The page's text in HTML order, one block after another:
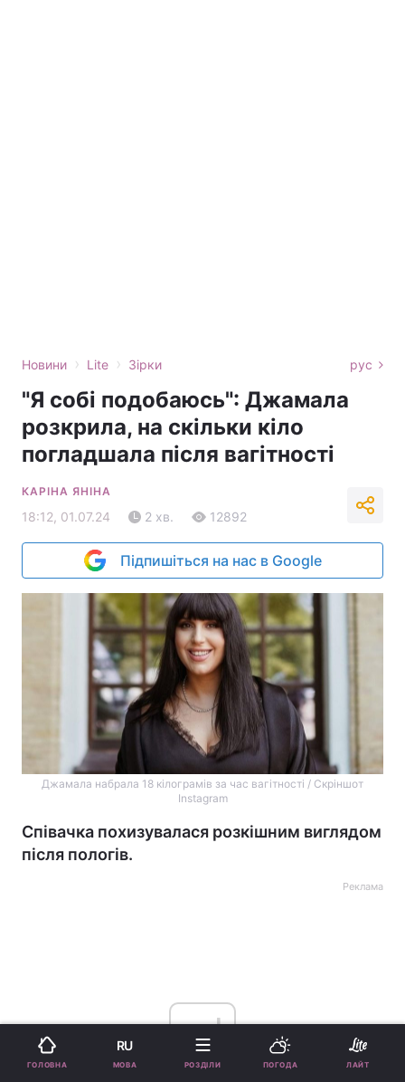
Новини › Lite › Зірки рус
"Я собі подобаюсь": Джамала
розкрила, на скільки кіло
погладшала після вагітності
КАРІНА ЯНІНА
18:12, 01.07.24 2 хв. 12892
Підпишіться на нас в Google
Джамала набрала 18 кілограмів за час вагітності / Скріншот
Instagram
Співачка похизувалася розкішним виглядом
після пологів.
Реклама
ad
ГОЛОВНА
RU
МОВА РОЗДІЛИ ПОГОДА ЛАЙТ